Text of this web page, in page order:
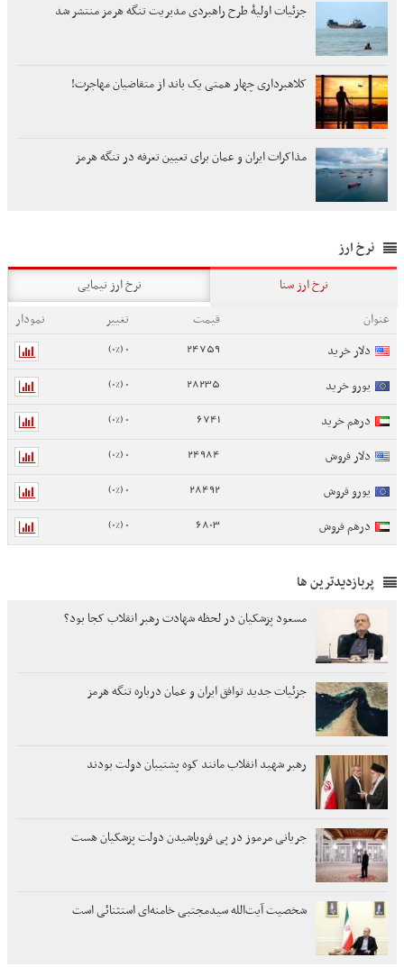
جزئیات اولیۀ طرح راهبردی مدیریت تنگه هرمز منتشر شد
کلاهبرداری چهار همتی یک باند از متقاضیان مهاجرت!
مذاکرات ایران و عمان برای تعیین تعرفه در تنگه هرمز
نرخ ارز
نرخ ارز سنا
نرخ ارز نیمایی
عنوان
قیمت تغییر
نمودار
دلار خرید
24759
0 (0%)
یورو خرید 28235
0 (0%)
درهم خرید 6741
0 (0%)
دلار فروش 24984
0 (0%)
یورو فروش 28492
0 (0%)
درهم فروش 6803
0 (0%)
پربازدیدترین ها
مسعود پزشکیان در لحظه شهادت رهبر انقلاب کجا بود؟
جزئیات جدید توافق ایران و عمان درباره تنگه هرمز
رهبر شهید انقلاب مانند کوه پشتیبان دولت بودند
جریانی مرموز در پی فروپاشیدن دولت پزشکیان هست
شخصیت آیت‌الله سیدمجتبی خامنه‌ای استثنائی است